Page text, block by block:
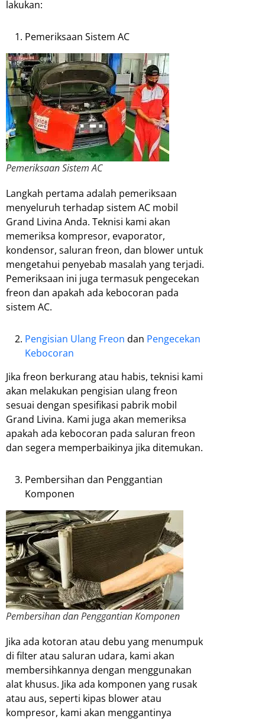
lakukan:
Pemeriksaan Sistem AC
Pemeriksaan Sistem AC
Langkah pertama adalah pemeriksaan
menyeluruh terhadap sistem AC mobil
Grand Livina Anda. Teknisi kami akan
memeriksa kompresor, evaporator,
kondensor, saluran freon, dan blower untuk
mengetahui penyebab masalah yang terjadi.
Pemeriksaan ini juga termasuk pengecekan
freon dan apakah ada kebocoran pada
sistem AC.
Pengisian Ulang Freon dan Pengecekan
Kebocoran
Jika freon berkurang atau habis, teknisi kami
akan melakukan pengisian ulang freon
sesuai dengan spesifikasi pabrik mobil
Grand Livina. Kami juga akan memeriksa
apakah ada kebocoran pada saluran freon
dan segera memperbaikinya jika ditemukan.
Pembersihan dan Penggantian
Komponen
Pembersihan dan Penggantian Komponen
Jika ada kotoran atau debu yang menumpuk
di filter atau saluran udara, kami akan
membersihkannya dengan menggunakan
alat khusus. Jika ada komponen yang rusak
atau aus, seperti kipas blower atau
kompresor, kami akan menggantinya